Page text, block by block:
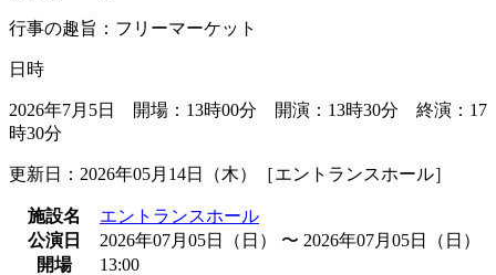
行事の趣旨：フリーマーケット
日時
2026年7月5日 開場：13時00分 開演：13時30分 終演：17
時30分
更新日：2026年05月14日（木）［エントランスホール］
施設名
エントランスホール
公演日
2026年07月05日（日） 〜 2026年07月05日（日）
開場
13:00